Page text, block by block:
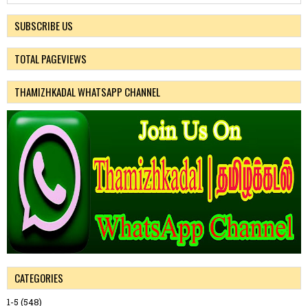
SUBSCRIBE US
TOTAL PAGEVIEWS
THAMIZHKADAL WHATSAPP CHANNEL
CATEGORIES
1-5 (548)